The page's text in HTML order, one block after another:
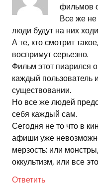
фильмов
Все же
люди будут на них
А те, кто смотрит
воспримут серьезно.
Фильм этот пиарился
каждый пользователь
существовании.
Но все же людей
себя каждый сам.
Сегодня не то что в
афиши уже
мерзость: или
оккультизм, или все
Ответить